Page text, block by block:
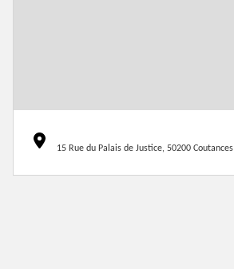
15 Rue du Palais de Justice, 50200 Coutances